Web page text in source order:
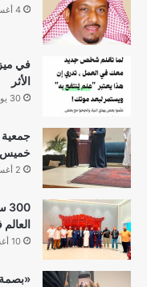
4 أغسطس، 2026
في
الأثر
30 يونيو، 2026
جمعية
2 أغسطس، 2026
10 أغسطس، 2026
«بصمة